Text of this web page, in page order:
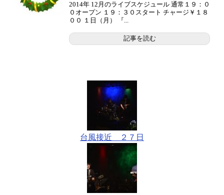
2014年 12月のライブスケジュール 通常１９：０
０オープン １９：３０スタート チャージ￥１８
００ １日（月） 『...
記事を読む
台風接近 ２７日